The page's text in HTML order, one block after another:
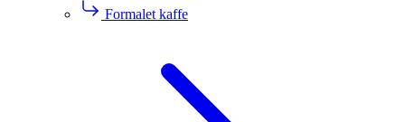
Formalet kaffe